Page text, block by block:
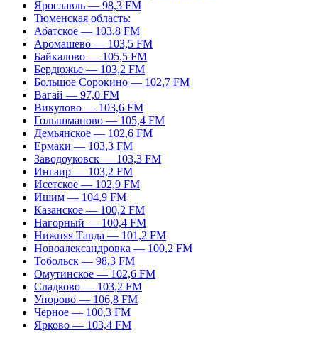
Ярославль — 98,3 FM
Тюменская область:
Абатское — 103,8 FM
Аромашево — 103,5 FM
Байкалово — 105,5 FM
Бердюжье — 103,2 FM
Большое Сорокино — 102,7 FM
Вагай — 97,0 FM
Викулово — 103,6 FM
Голышманово — 105,4 FM
Демьянское — 102,6 FM
Ермаки — 103,3 FM
Заводоуковск — 103,3 FM
Ингаир — 103,2 FM
Исетское — 102,9 FM
Ишим — 104,9 FM
Казанское — 100,2 FM
Нагорный — 100,4 FM
Нижняя Тавда — 101,2 FM
Новоалександровка — 100,2 FM
Тобольск — 98,3 FM
Омутинское — 102,6 FM
Сладково — 103,2 FM
Упорово — 106,8 FM
Черное — 100,3 FM
Ярково — 103,4 FM